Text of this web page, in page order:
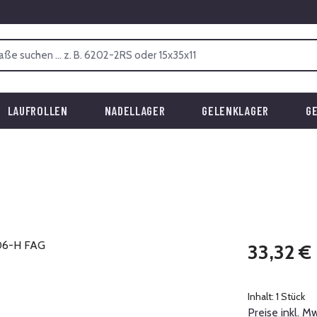
LAUFROLLEN NADELLAGER GELENKLAGER
Regulärer Preis:
33,32 €
Inhalt: 1 Stück
Preise inkl.